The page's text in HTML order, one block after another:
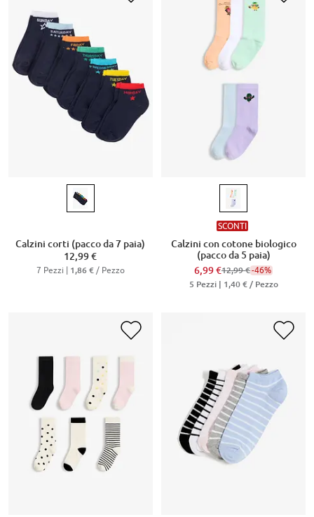
Calzini corti (pacco da 7 paia)
12,99 €
7 Pezzi | 1,86 €/ Pezzo
SCONTI
Calzini con cotone biologico
(pacco da 5 paia)
6,99 €12,99 €-46%
5 Pezzi | 1,40 €/ Pezzo